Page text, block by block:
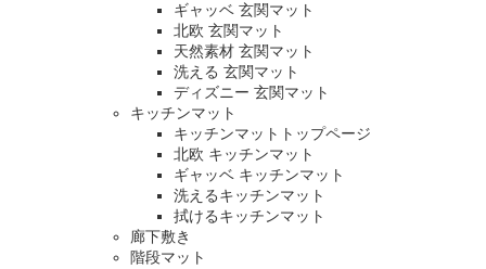
ギャッベ 玄関マット
北欧 玄関マット
天然素材 玄関マット
洗える 玄関マット
ディズニー 玄関マット
キッチンマット
キッチンマットトップページ
北欧 キッチンマット
ギャッベ キッチンマット
洗えるキッチンマット
拭けるキッチンマット
廊下敷き
階段マット